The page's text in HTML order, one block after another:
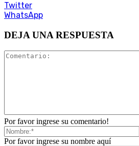
Twitter
WhatsApp
DEJA UNA RESPUESTA
Por favor ingrese su comentario!
Por favor ingrese su nombre aquí